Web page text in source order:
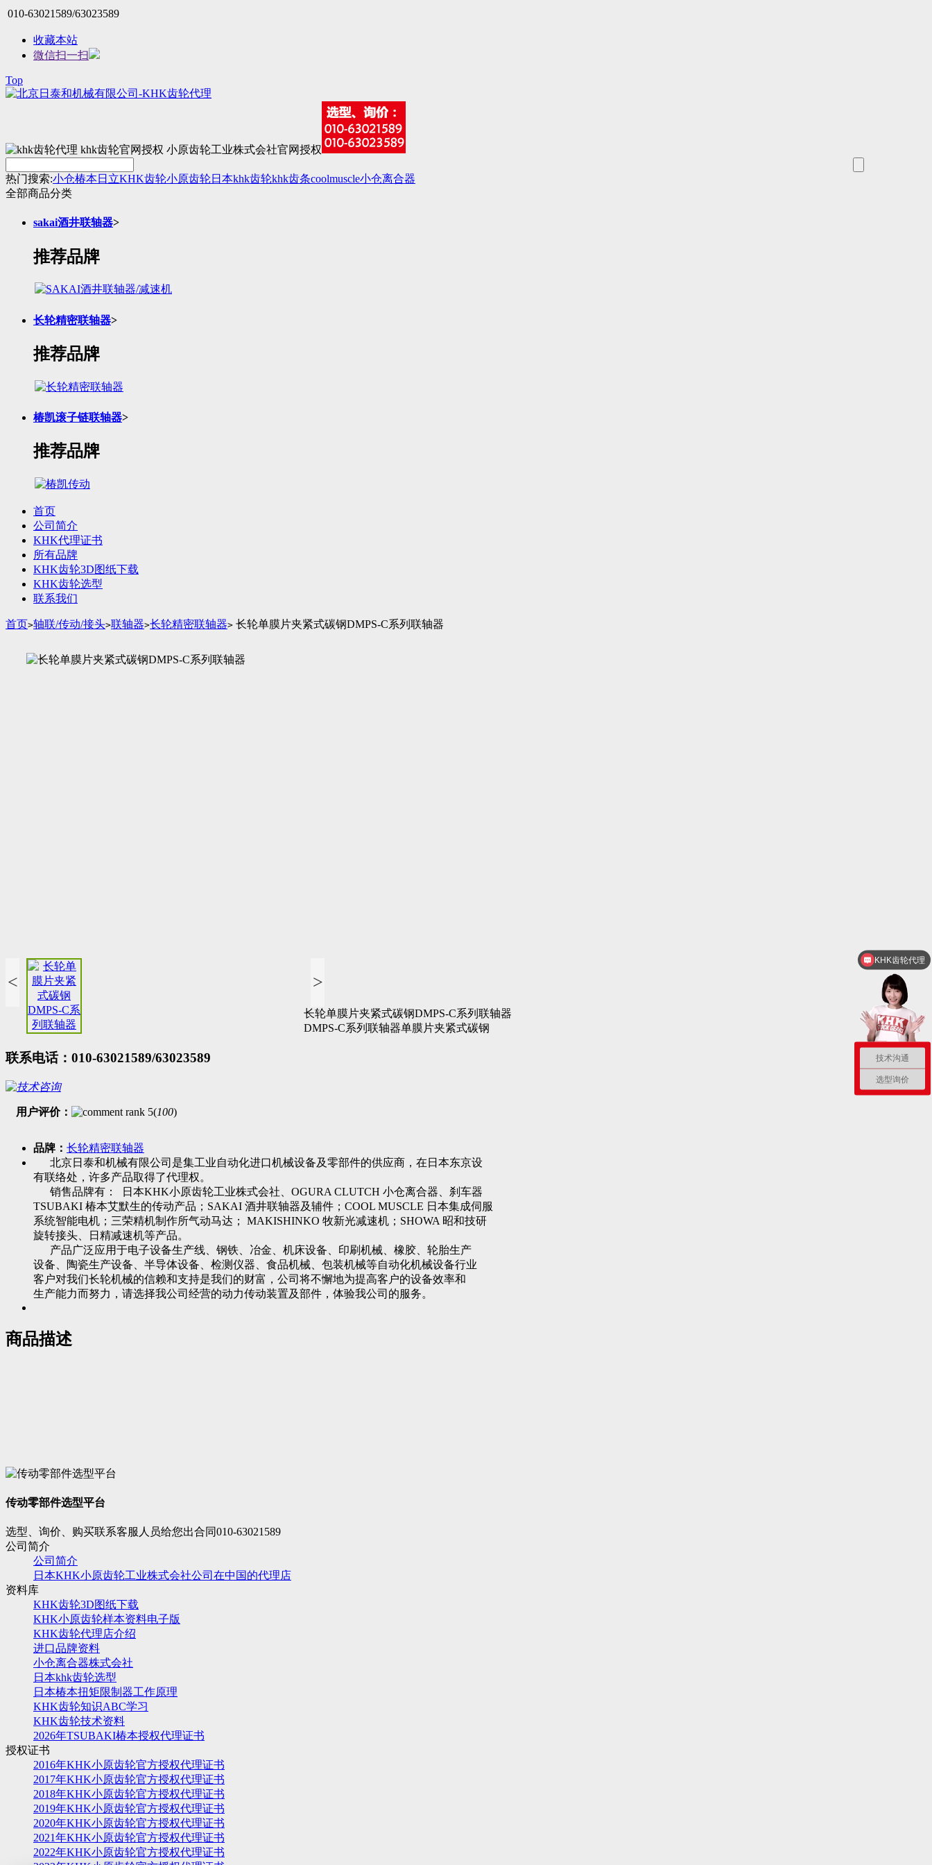
010-63021589/63023589
收藏本站
微信扫一扫
Top
热门搜索:小仓椿本日立KHK齿轮小原齿轮日本khk齿轮khk齿条coolmuscle小仓离合器
全部商品分类
sakai酒井联轴器>
推荐品牌
长轮精密联轴器>
推荐品牌
椿凯滚子链联轴器>
推荐品牌
首页
公司简介
KHK代理证书
所有品牌
KHK齿轮3D图纸下载
KHK齿轮选型
联系我们
首页>轴联/传动/接头>联轴器>长轮精密联轴器> 长轮单膜片夹紧式碳钢DMPS-C系列联轴器
< >
长轮单膜片夹紧式碳钢DMPS-C系列联轴器
DMPS-C系列联轴器单膜片夹紧式碳钢
联系电话：010-63021589/63023589
用户评价： (100)
品牌： 长轮精密联轴器
北京日泰和机械有限公司是集工业自动化进口机械设备及零部件的供应商，在日本东京设
有联络处，许多产品取得了代理权。
销售品牌有： 日本KHK小原齿轮工业株式会社、OGURA CLUTCH 小仓离合器、刹车器
TSUBAKI 椿本艾默生的传动产品；SAKAI 酒井联轴器及辅件；COOL MUSCLE 日本集成伺服
系统智能电机；三荣精机制作所气动马达； MAKISHINKO 牧新光减速机；SHOWA 昭和技研
旋转接头、日精减速机等产品。
产品广泛应用于电子设备生产线、钢铁、冶金、机床设备、印刷机械、橡胶、轮胎生产
设备、陶瓷生产设备、半导体设备、检测仪器、食品机械、包装机械等自动化机械设备行业
客户对我们长轮机械的信赖和支持是我们的财富，公司将不懈地为提高客户的设备效率和
生产能力而努力，请选择我公司经营的动力传动装置及部件，体验我公司的服务。
商品描述
传动零部件选型平台
选型、询价、购买联系客服人员给您出合同010-63021589
公司简介
公司简介
日本KHK小原齿轮工业株式会社公司在中国的代理店
资料库
KHK齿轮3D图纸下载
KHK小原齿轮样本资料电子版
KHK齿轮代理店介绍
进口品牌资料
小仓离合器株式会社
日本khk齿轮选型
日本椿本扭矩限制器工作原理
KHK齿轮知识ABC学习
KHK齿轮技术资料
2026年TSUBAKI椿本授权代理证书
授权证书
2016年KHK小原齿轮官方授权代理证书
2017年KHK小原齿轮官方授权代理证书
2018年KHK小原齿轮官方授权代理证书
2019年KHK小原齿轮官方授权代理证书
2020年KHK小原齿轮官方授权代理证书
2021年KHK小原齿轮官方授权代理证书
2022年KHK小原齿轮官方授权代理证书
技术沟通
选型询价
KHK齿轮代理
MAKISHINKO咨询